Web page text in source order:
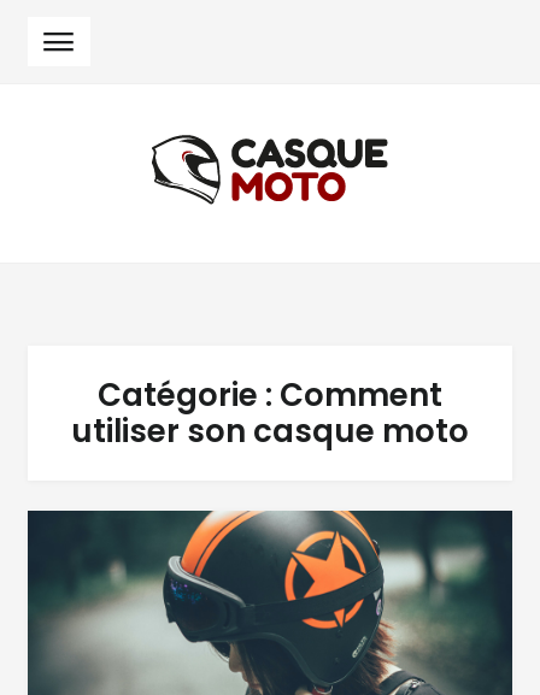
Catégorie : Comment
utiliser son casque moto